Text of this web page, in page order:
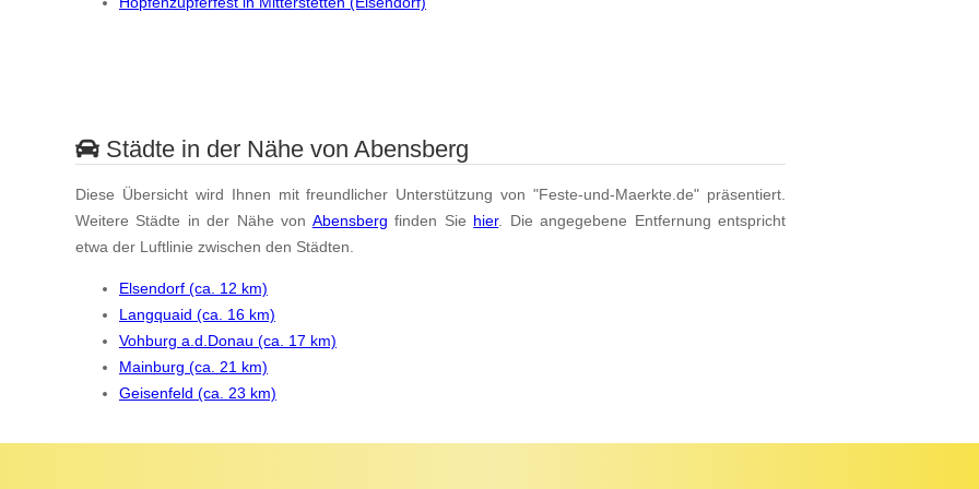
Städte in der Nähe von Abensberg
Diese Übersicht wird Ihnen mit freundlicher Unterstützung von "Feste-und-Maerkte.de" präsentiert.
Weitere Städte in der Nähe von Abensberg finden Sie hier. Die angegebene Entfernung entspricht
etwa der Luftlinie zwischen den Städten.
Elsendorf (ca. 12 km)
Langquaid (ca. 16 km)
Vohburg a.d.Donau (ca. 17 km)
Mainburg (ca. 21 km)
Geisenfeld (ca. 23 km)